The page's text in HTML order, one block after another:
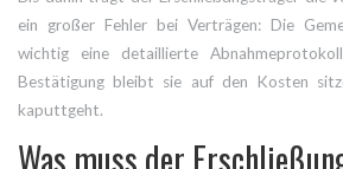
ein großer Fehler bei Verträgen: Die
wichtig eine detaillierte
Bestätigung bleibt sie auf den Kosten
kaputtgeht.
Was muss der